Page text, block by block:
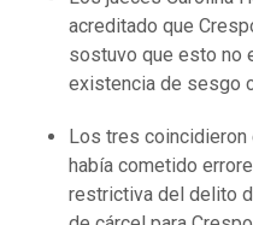
acreditado que
sostuvo que esto no
existencia de sesgo
Los tres
había cometido
restrictiva del delito